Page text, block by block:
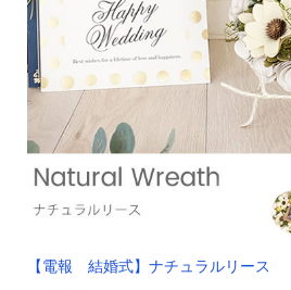
【電報 結婚式】ナチュラルリース